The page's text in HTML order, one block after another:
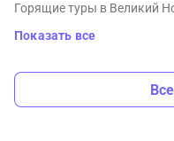
Горящие туры в Великий
Показать все